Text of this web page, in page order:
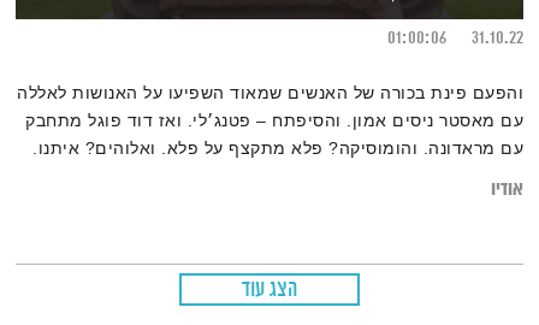
31.10.22
01:00:06
‎והפעם פינת בכורה של האנשים שמאוד השפיעו על האנושות לאללה
עם מאסטר ניסים אמון. והסיפתח – פטנג׳לי. ואז דוד פוגל מתחבק
עם מראדונה. והומוסיקה? פלא מתקצף על פלא. ואלוהים? איתנו.
אודיו
הצג עוד